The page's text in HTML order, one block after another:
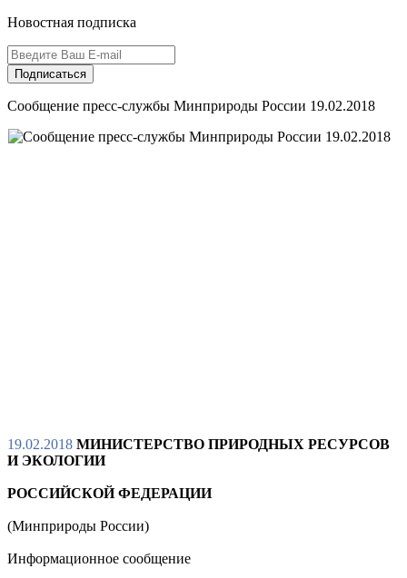
Новостная подписка
Подписаться
Сообщение пресс-службы Минприроды России 19.02.2018
19.02.2018 МИНИСТЕРСТВО ПРИРОДНЫХ РЕСУРСОВ
И ЭКОЛОГИИ
РОССИЙСКОЙ ФЕДЕРАЦИИ
(Минприроды России)
Информационное сообщение